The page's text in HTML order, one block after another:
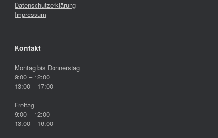
Datenschutzerklärung
Impressum
Kontakt
Montag bis Donnerstag
9:00 – 12:00
13:00 – 17:00
Freitag
9:00 – 12:00
13:00 – 16:00